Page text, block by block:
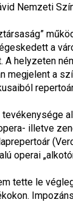
Nemzeti
a
helyzeten
megjelent a
illetve
operai
tette le